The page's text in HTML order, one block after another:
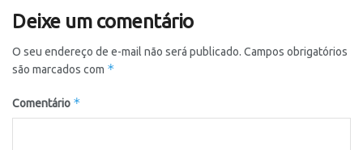
Deixe um comentário
O seu endereço de e-mail não será publicado. Campos obrigatórios
são marcados com *
Comentário *